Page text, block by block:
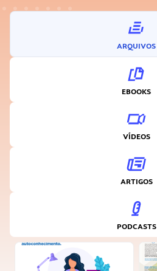
ARQUIVOS
EBOOKS
VÍDEOS
ARTIGOS
PODCASTS